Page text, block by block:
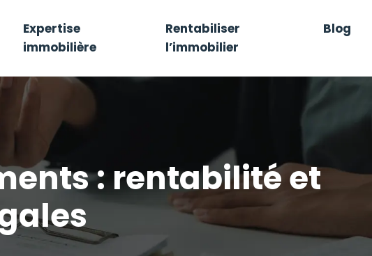
Expertise
immobilière
Rentabiliser
l’immobilier
Blog
: rentabilité et